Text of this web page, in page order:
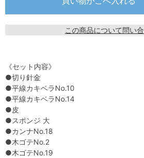
この商品について問い
《セット内容》
●切り針金
●平線カキベラNo.10
●平線カキベラNo.14
●皮
●スポンジ 大
●カンナNo.18
●木ゴテNo.2
●木ゴテNo.19